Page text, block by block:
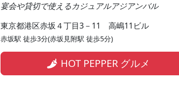
宴会や貸切で使えるカジュアルアジアンバル
東京都港区赤坂４丁目3－11 高嶋11ビル
赤坂駅 徒歩3分(赤坂見附駅 徒歩5分)
HOT PEPPER グルメ